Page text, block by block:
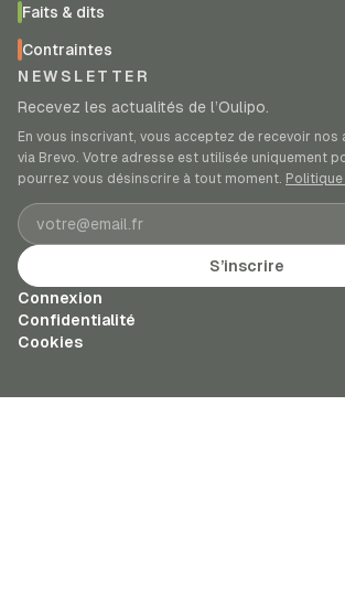
Faits & dits
Contraintes
NEWSLETTER
Recevez les actualités de l’Oulipo.
En vous inscrivant, vous acceptez de recevoir
via Brevo. Votre adresse est utilisée uniquement
pourrez vous désinscrire à tout moment.
Adresse e-mail
S’inscrire
Connexion
Confidentialité
Cookies